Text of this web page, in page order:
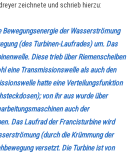
zeichnete und schrieb hierzu:
Bewegungsenergie der Wasserströmung
(des Turbinen-Laufrades) um. Das
Diese trieb über Riemenscheiben
eine Transmissionswelle als auch den
hatte eine Verteilungsfunktion
von ihr aus wurde über
auch der
Das Laufrad der Francisturbine wird
(durch die Krümmung der
versetzt. Die Turbine ist von